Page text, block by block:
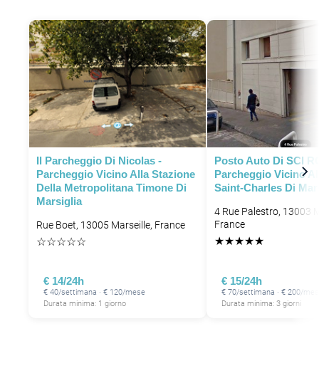
Il Parcheggio Di Nicolas -
Parcheggio Vicino Alla Stazione
Della Metropolitana Timone Di
Marsiglia
Rue Boet, 13005 Marseille, France
☆☆☆☆☆
€ 14/24h
€ 40/settimana · € 120/mese
Durata minima: 1 giorno
Posto Auto Di SCI
Parcheggio Vicino
Saint-Charles Di
4 Rue Palestro, 13003
France
★★★★★
€ 15/24h
€ 70/settimana · € 200/
Durata minima: 3 giorni